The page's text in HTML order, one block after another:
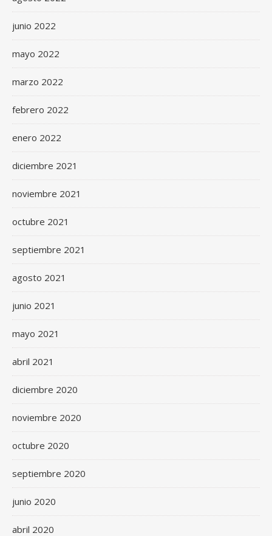
junio 2022
mayo 2022
marzo 2022
febrero 2022
enero 2022
diciembre 2021
noviembre 2021
octubre 2021
septiembre 2021
agosto 2021
junio 2021
mayo 2021
abril 2021
diciembre 2020
noviembre 2020
octubre 2020
septiembre 2020
junio 2020
abril 2020